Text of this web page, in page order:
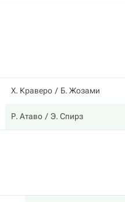
Х. Краверо Б. Жозами
Р. Атаво Э. Спирз